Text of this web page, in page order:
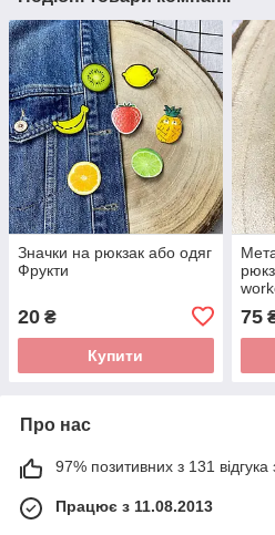
Значки на рюкзак або одяг
Фрукти
20 ₴
Купити
75
Про нас
97% позитивних з 131 відгука
Працює з 11.08.2013